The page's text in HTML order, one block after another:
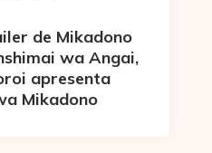
de Mikadono
wa Angai,
apresenta
Mikadono